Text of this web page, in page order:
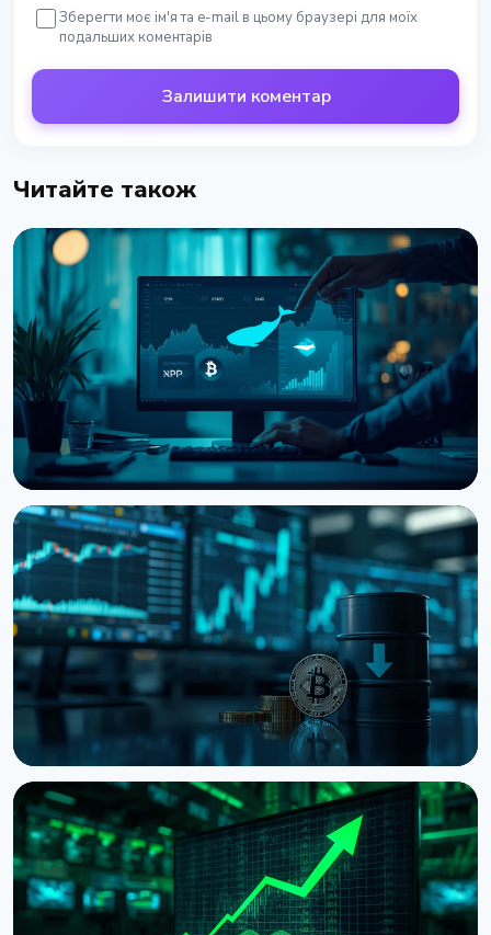
Зберегти моє ім'я та e-mail в цьому браузері для моїх
подальших коментарів
Залишити коментар
Читайте також
НОВИНА
Кити нарощують BTC, ETH та XRP: CryptoQuant
бачить фінал ведмежого ринку
6 серпня 2026 р.3 хв читання
НОВИНА
Bitcoin застряг на $64 000 попри рекорди на
фондовому ринку
5 серпня 2026 р.4 хв читання